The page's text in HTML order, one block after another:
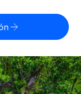
de pago para